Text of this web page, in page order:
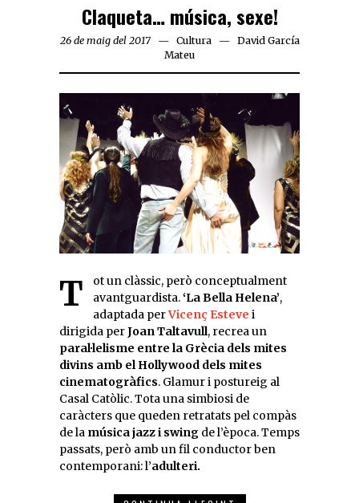
Claqueta… música, sexe!
26 de maig del 2017 Cultura
David García
Mateu
Tot un clàssic, però conceptualment avantguardista.‘La Bella Helena’,
adaptada perVicenç Esteve i
dirigida perJoan Taltavull, recrea un
paral·lelisme entre la Grècia dels mites
divins amb el Hollywood dels mites
cinematogràfics. Glamur i postureig al
Casal Catòlic. Tota una simbiosi de
caràcters que queden retratats pel compàs
de la música jazz i swing de l’època. Temps
passats, però amb un fil conductor ben
contemporani: l’adulteri.